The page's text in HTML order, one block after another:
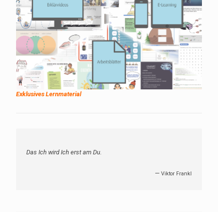
Exklusives Lernmaterial
Das Ich wird Ich erst am Du.
—Viktor Frankl